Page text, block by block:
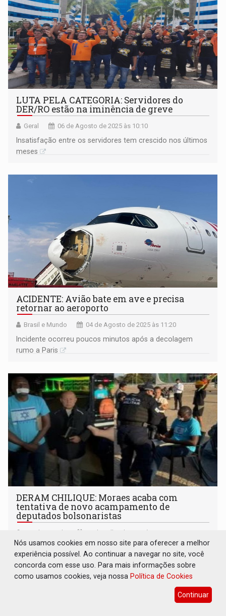
LUTA PELA CATEGORIA: Servidores do
DER/RO estão na iminência de greve
Geral 06 de Agosto de 2025 às 10:10
Insatisfação entre os servidores tem crescido nos últimos
meses
ACIDENTE: Avião bate em ave e precisa
retornar ao aeroporto
Brasil e Mundo 04 de Agosto de 2025 às 11:20
Incidente ocorreu poucos minutos após a decolagem
rumo a Paris
DERAM CHILIQUE: Moraes acaba com
tentativa de novo acampamento de
deputados bolsonaristas
Brasil e Mundo 26 de Julho de 2025 às 10:29
Encenação de Hélio "Bolsonaro" e Chrisóstomo não
passou uma noite após determinação de Moraes.
Nós usamos cookies em nosso site para oferecer a melhor
experiência possível. Ao continuar a navegar no site, você
concorda com esse uso. Para mais informações sobre
como usamos cookies, veja nossa Política de Cookies
Continuar